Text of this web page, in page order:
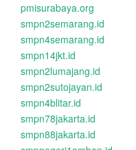
pmisurabaya.org
smpn2semarang.id
smpn4semarang.id
smpn14jkt.id
smpn2lumajang.id
smpn2sutojayan.id
smpn4blitar.id
smpn78jakarta.id
smpn88jakarta.id